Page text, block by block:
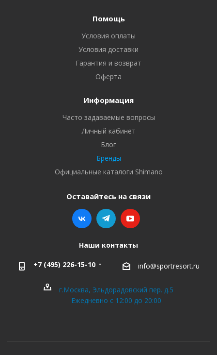
Помощь
Условия оплаты
Условия доставки
Гарантия и возврат
Оферта
Информация
Часто задаваемые вопросы
Личный кабинет
Блог
Бренды
Официальные каталоги Shimano
Оставайтесь на связи
Наши контакты
+7 (495) 226-15-10 info@sportresort.ru
г.Москва, Эльдорадовский пер. д.5
Ежедневно с 12:00 до 20:00